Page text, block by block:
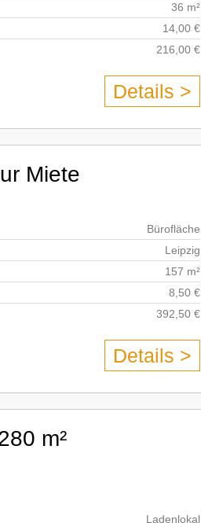
36 m²
14,00 €
216,00 €
Details >
Miete
Bürofläche
Leipzig
157 m²
8,50 €
392,50 €
Details >
m²
Ladenlokal